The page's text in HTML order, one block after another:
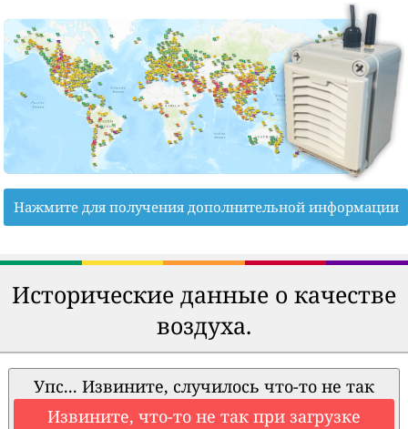
Нажмите для получения дополнительной информации
Исторические данные о качестве
воздуха.
Упс... Извините, случилось что-то не так
Извините, что-то не так при загрузке